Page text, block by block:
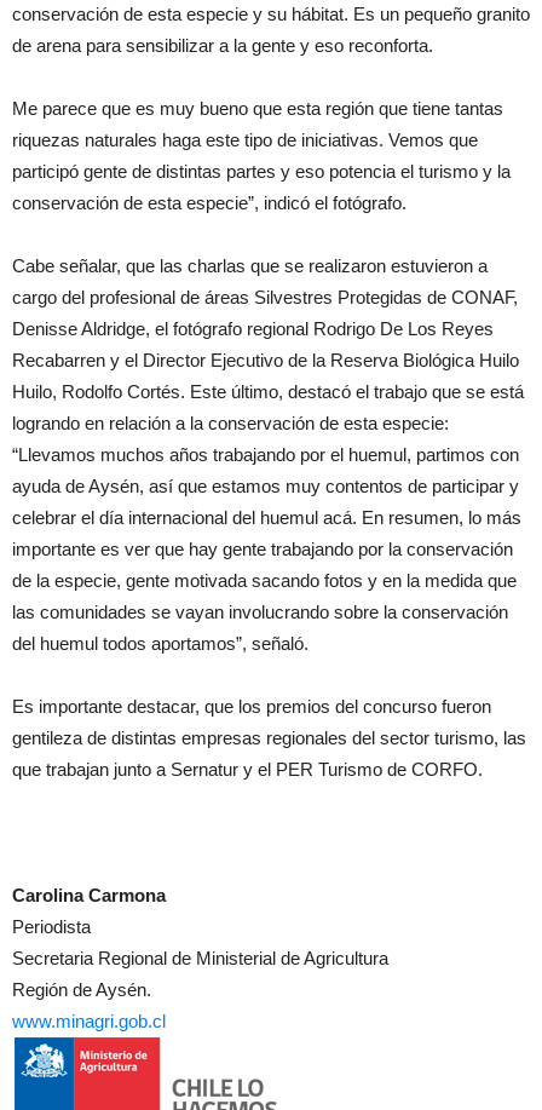
conservación de esta especie y su hábitat. Es un pequeño granito
de arena para sensibilizar a la gente y eso reconforta.
Me parece que es muy bueno que esta región que tiene tantas
riquezas naturales haga este tipo de iniciativas. Vemos que
participó gente de distintas partes y eso potencia el turismo y la
conservación de esta especie”, indicó el fotógrafo.
Cabe señalar, que las charlas que se realizaron estuvieron a
cargo del profesional de áreas Silvestres Protegidas de CONAF,
Denisse Aldridge, el fotógrafo regional Rodrigo De Los Reyes
Recabarren y el Director Ejecutivo de la Reserva Biológica Huilo
Huilo, Rodolfo Cortés. Este último, destacó el trabajo que se está
logrando en relación a la conservación de esta especie:
“Llevamos muchos años trabajando por el huemul, partimos con
ayuda de Aysén, así que estamos muy contentos de participar y
celebrar el día internacional del huemul acá. En resumen, lo más
importante es ver que hay gente trabajando por la conservación
de la especie, gente motivada sacando fotos y en la medida que
las comunidades se vayan involucrando sobre la conservación
del huemul todos aportamos”, señaló.
Es importante destacar, que los premios del concurso fueron
gentileza de distintas empresas regionales del sector turismo, las
que trabajan junto a Sernatur y el PER Turismo de CORFO.
Carolina Carmona
Periodista
Secretaria Regional de Ministerial de Agricultura
Región de Aysén.
www.minagri.gob.cl